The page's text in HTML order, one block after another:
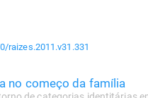
raizes.2011.v31.331
no começo da família